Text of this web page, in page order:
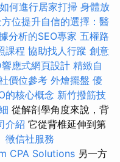
如何進行居家打掃 身體放
位提升自信的選擇：醫
分析的SEO專家 五權路
課程 協助找人行蹤 創意
響應式網頁設計 精緻自
價位參考 外燴擺盤 優
的核心概念 新竹撥筋技
從解剖學角度來說，背
介紹 它從背椎延伸到第
徵信社服務
CPA Solutions 另一方